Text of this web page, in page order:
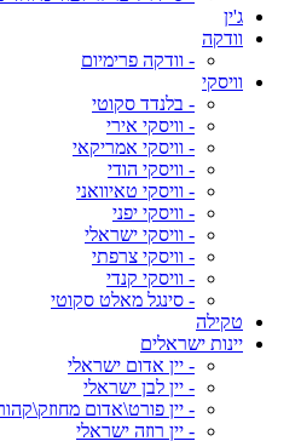
ג'ין
וודקה
- וודקה פרימיום
וויסקי
- בלנדד סקוטי
- וויסקי אירי
- וויסקי אמריקאי
- וויסקי הודי
- וויסקי טאיוואני
- וויסקי יפני
- וויסקי ישראלי
- וויסקי צרפתי
- וויסקי קנדי
- סינגל מאלט סקוטי
טקילה
יינות ישראלים
- יין אדום ישראלי
- יין לבן ישראלי
- יין פורט\אדום
- יין רוזה ישראלי